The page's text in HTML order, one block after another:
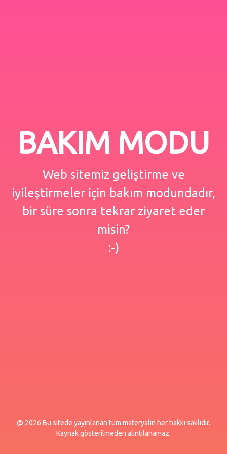
BAKIM MODU
Web sitemiz geliştirme ve
iyileştirmeler için bakım modundadır,
bir süre sonra tekrar ziyaret eder
misin?
:-)
@ 2026 Bu sitede yayınlanan tüm materyalin her hakkı saklıdır.
Kaynak gösterilmeden alıntılanamaz.